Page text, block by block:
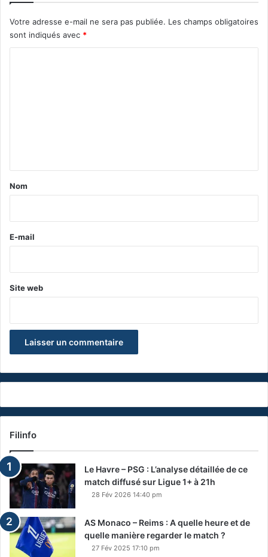
Votre adresse e-mail ne sera pas publiée. Les champs obligatoires
sont indiqués avec *
a
e
Nom
E-mail
Site web
Filinfo
Le Havre – PSG : L’analyse détaillée de ce
match diffusé sur Ligue 1+ à 21h
28 Fév 2026 14:40 pm
AS Monaco – Reims : A quelle heure et de
quelle manière regarder le match ?
27 Fév 2025 17:10 pm